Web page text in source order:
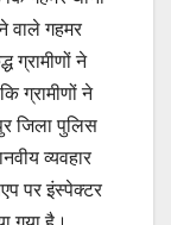
वाले गहमर
ग्रामीणों ने
ग्रामीणों ने
जिला पुलिस
व्यवहार
पर इंस्पेक्टर